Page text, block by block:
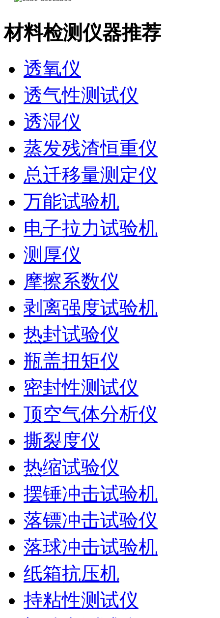
材料检测仪器推荐
透氧仪
透气性测试仪
透湿仪
蒸发残渣恒重仪
总迁移量测定仪
万能试验机
电子拉力试验机
测厚仪
摩擦系数仪
剥离强度试验机
热封试验仪
瓶盖扭矩仪
密封性测试仪
顶空气体分析仪
撕裂度仪
热缩试验仪
摆锤冲击试验机
落镖冲击试验仪
落球冲击试验机
纸箱抗压机
持粘性测试仪